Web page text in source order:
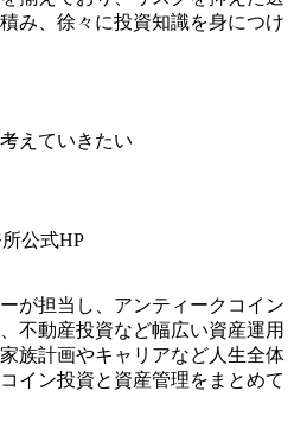
み、徐々に投資知識を身につけ
えていきたい
公式HP
が担当 し、アンティークコイン
不動産投資など幅広い資産運用
族計画やキャリアなど人生全体
イン投資と資産管理をまとめて